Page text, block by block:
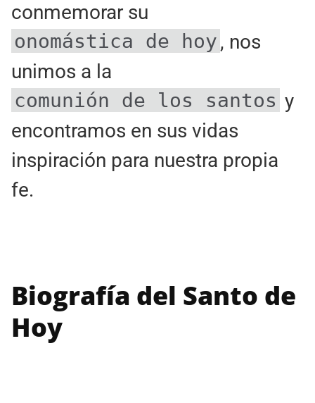
conmemorar su
onomástica de hoy, nos
unimos a la
comunión de los santos y
encontramos en sus vidas
inspiración para nuestra propia
fe.
Biografía del Santo de
Hoy